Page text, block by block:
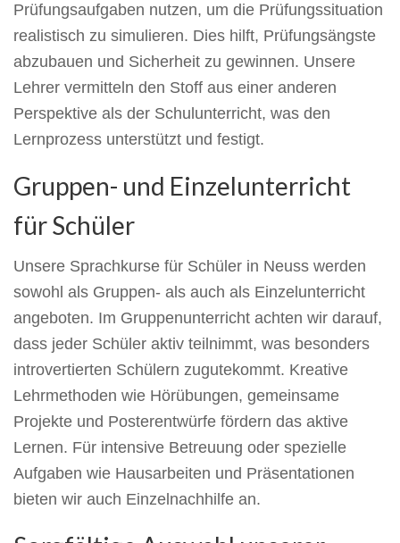
Prüfungsaufgaben nutzen, um die Prüfungssituation
realistisch zu simulieren. Dies hilft, Prüfungsängste
abzubauen und Sicherheit zu gewinnen. Unsere
Lehrer vermitteln den Stoff aus einer anderen
Perspektive als der Schulunterricht, was den
Lernprozess unterstützt und festigt.
Gruppen- und Einzelunterricht
für Schüler
Unsere Sprachkurse für Schüler in Neuss werden
sowohl als Gruppen- als auch als Einzelunterricht
angeboten. Im Gruppenunterricht achten wir darauf,
dass jeder Schüler aktiv teilnimmt, was besonders
introvertierten Schülern zugutekommt. Kreative
Lehrmethoden wie Hörübungen, gemeinsame
Projekte und Posterentwürfe fördern das aktive
Lernen. Für intensive Betreuung oder spezielle
Aufgaben wie Hausarbeiten und Präsentationen
bieten wir auch Einzelnachhilfe an.